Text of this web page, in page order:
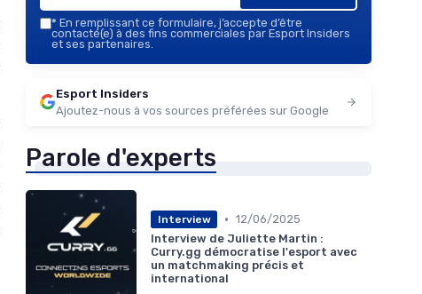
* En remplissant ce formulaire, j’accepte d’être
contacté(e) à des fins commerciales par Esport Insiders
et ses partenaires.
Esport Insiders
Ajoutez-nous à vos sources préférées sur Google
Parole d'experts
Interview • 12/06/2025
Interview de Juliette Martin :
Curry.gg démocratise l'esport avec
un matchmaking précis et
international